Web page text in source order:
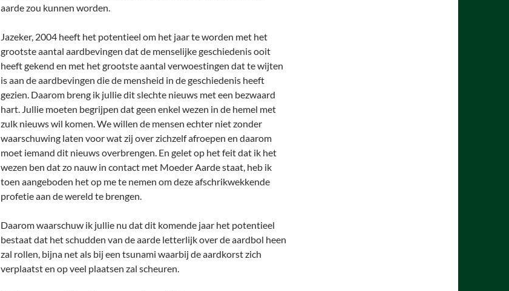
aarde zou kunnen worden.
Jazeker, 2004 heeft het potentieel om het jaar te worden met het
grootste aantal aardbevingen dat de menselijke geschiedenis ooit
heeft gekend en met het grootste aantal verwoestingen dat te wijten
is aan de aardbevingen die de mensheid in de geschiedenis heeft
gezien. Daarom breng ik jullie dit slechte nieuws met een bezwaard
hart. Jullie moeten begrijpen dat geen enkel wezen in de hemel met
zulk nieuws wil komen. We willen de mensen echter niet zonder
waarschuwing laten voor wat zij over zichzelf afroepen en daarom
moet iemand dit nieuws overbrengen. En gelet op het feit dat ik het
wezen ben dat zo nauw in contact met Moeder Aarde staat, heb ik
toen aangeboden het op me te nemen om deze afschrikwekkende
profetie aan de wereld te brengen.
Daarom waarschuw ik jullie nu dat dit komende jaar het potentieel
bestaat dat het schudden van de aarde letterlijk over de aardbol heen
zal rollen, bijna net als bij een tsunami waarbij de aardkorst zich
verplaatst en op veel plaatsen zal scheuren.